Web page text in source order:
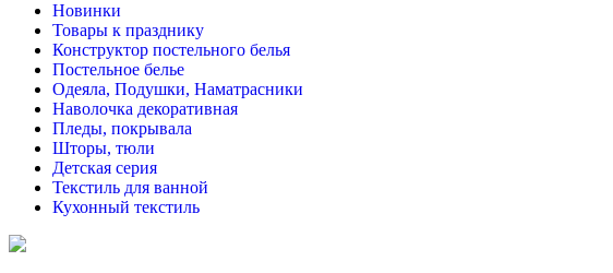
Новинки
Товары к празднику
Конструктор постельного белья
Постельное белье
Одеяла, Подушки, Наматрасники
Наволочка декоративная
Пледы, покрывала
Шторы, тюли
Детская серия
Текстиль для ванной
Кухонный текстиль